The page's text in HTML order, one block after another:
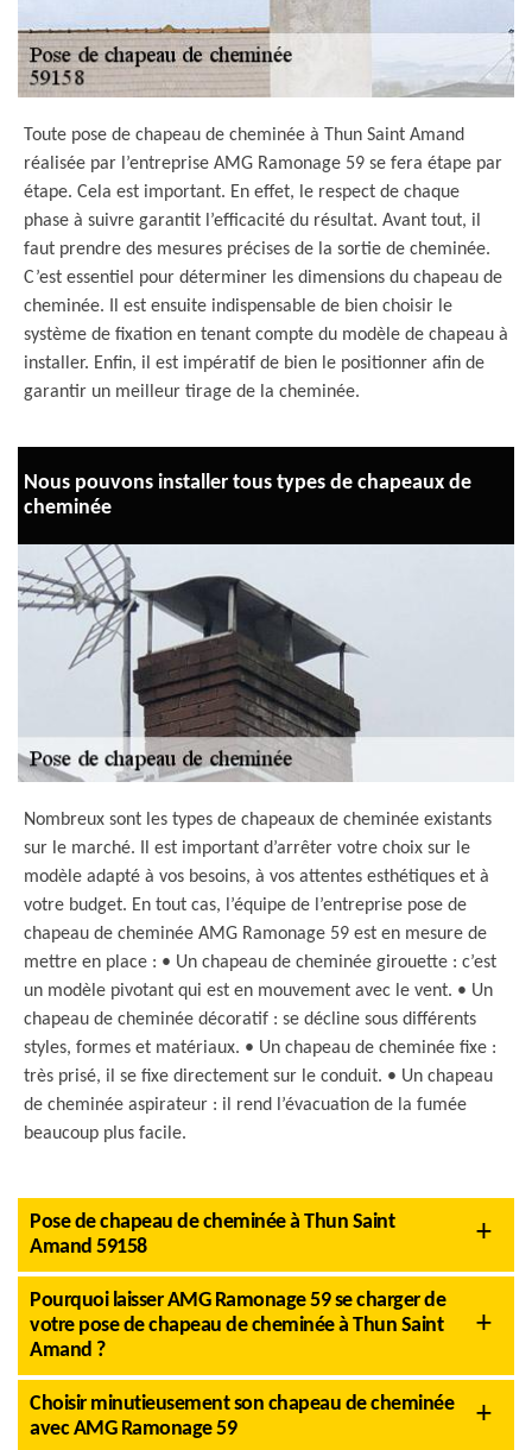
Toute pose de chapeau de cheminée à Thun Saint Amand
réalisée par l’entreprise AMG Ramonage 59 se fera étape par
étape. Cela est important. En effet, le respect de chaque
phase à suivre garantit l’efficacité du résultat. Avant tout, il
faut prendre des mesures précises de la sortie de cheminée.
C’est essentiel pour déterminer les dimensions du chapeau de
cheminée. Il est ensuite indispensable de bien choisir le
système de fixation en tenant compte du modèle de chapeau à
installer. Enfin, il est impératif de bien le positionner afin de
garantir un meilleur tirage de la cheminée.
Nous pouvons installer tous types de chapeaux de
cheminée
Nombreux sont les types de chapeaux de cheminée existants
sur le marché. Il est important d’arrêter votre choix sur le
modèle adapté à vos besoins, à vos attentes esthétiques et à
votre budget. En tout cas, l’équipe de l’entreprise pose de
chapeau de cheminée AMG Ramonage 59 est en mesure de
mettre en place : • Un chapeau de cheminée girouette : c’est
un modèle pivotant qui est en mouvement avec le vent. • Un
chapeau de cheminée décoratif : se décline sous différents
styles, formes et matériaux. • Un chapeau de cheminée fixe :
très prisé, il se fixe directement sur le conduit. • Un chapeau
de cheminée aspirateur : il rend l’évacuation de la fumée
beaucoup plus facile.
Pose de chapeau de cheminée à Thun Saint
Amand 59158
Pourquoi laisser AMG Ramonage 59 se charger de
votre pose de chapeau de cheminée à Thun Saint
Amand ?
Choisir minutieusement son chapeau de cheminée
avec AMG Ramonage 59